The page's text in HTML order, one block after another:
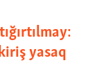
yasaq